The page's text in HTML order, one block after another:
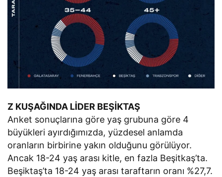
Z KUŞAĞINDA LİDER BEŞİKTAŞ
Anket sonuçlarına göre yaş grubuna göre 4
büyükleri ayırdığımızda, yüzdesel anlamda
oranların birbirine yakın olduğunu görülüyor.
Ancak 18-24 yaş arası kitle, en fazla Beşitkaş’ta.
Beşiktaş’ta 18-24 yaş arası taraftarın oranı %27,7.